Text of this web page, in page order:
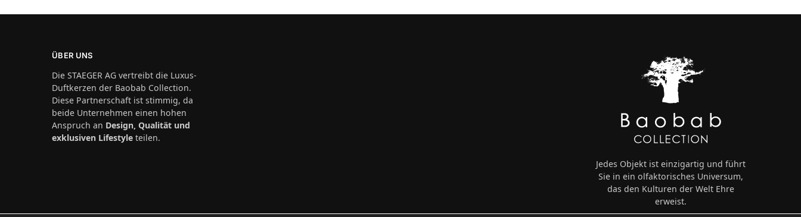
ÜBER UNS
Die STAEGER AG vertreibt die Luxus-
Duftkerzen der Baobab Collection.
Diese Partnerschaft ist stimmig, da
beide Unternehmen einen hohen
Anspruch an Design, Qualität und
exklusiven Lifestyle teilen.
Jedes Objekt ist einzigartig und führt
Sie in ein olfaktorisches Universum,
das den Kulturen der Welt Ehre
erweist.